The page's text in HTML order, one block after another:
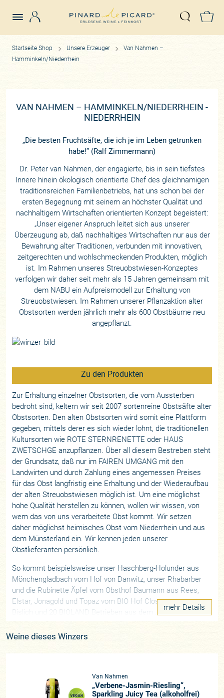
Suche
Startseite Shop Unsere Erzeuger
Van Nahmen –
Hamminkeln/Niederrhein
VAN NAHMEN – HAMMINKELN/NIEDERRHEIN -
NIEDERRHEIN
„Die besten Fruchtsäfte, die ich je im Leben getrunken
habe!” (Ralf Zimmermann)
Dr. Peter van Nahmen, der engagierte, bis in sein tiefstes
Innere hinein ökologisch orientierte Chef des gleichnamigen
traditionsreichen Familienbetriebs, hat uns schon bei der
ersten Begegnung mit seinem an höchster Qualität und
nachhaltigem Wirtschaften orientierten Konzept begeistert:
„Unser eigener Anspruch leitet sich aus unserer
Überzeugung ab, daß nachhaltiges Wirtschaften nur aus der
Bewahrung alter Traditionen, verbunden mit innovativen,
zeitgerechten und wohlschmeckenden Produkten, möglich
ist. Im Rahmen unseres Streuobstwiesen-Konzeptes
verfolgen wir daher seit mehr als 15 Jahren gemeinsam mit
dem NABU ein Aufpreismodell zur Erhaltung von
Streuobstwiesen. Im Rahmen unserer Pflanzaktion alter
Obstsorten werden jährlich mehr als 600 Obstbäume neu
angepflanzt.
Zu den Produkten
Zur Erhaltung einzelner Obstsorten, die vom Aussterben
bedroht sind, keltern wir seit 2007 sortenreine Obstsäfte alter
Obstsorten. Den alten Obstsorten wird somit eine Plattform
gegeben, mittels derer es sich wieder lohnt, die traditionellen
Kultursorten wie ROTE STERNRENETTE oder HAUS
ZWETSCHGE anzupflanzen. Über all diesem Bestreben steht
der Grundsatz, daß nur im FAIREN UMGANG mit den
Landwirten und durch Zahlung eines angemessen Preises
für das Obst langfristig eine Erhaltung und der Wiederaufbau
der alten Streuobstwiesen möglich ist. Um eine möglichst
hohe Qualität herstellen zu können, wollen wir wissen, von
wem das von uns verarbeitete Obst kommt. Wir setzen
daher möglichst heimisches Obst vom Niederrhein und aus
dem Münsterland ein. Wir kennen jeden unserer
Obstlieferanten persönlich.
So kommt beispielsweise unser Haschberg-Holunder aus
Mönchengladbach vom Hof von Danwitz, unser Rhabarber
und die Rubinette Äpfel vom Obsthof Baumann aus Rees,
Elstar, Jonagold und Topaz vom BIO Hof Clostermann aus
Bislich und 20 BIOLAND Betrieben aus dem ,Alten Land’ und
Vertragspartnern.
Unsere hauseigenen Qualitäts-Maßstäbe liegen bei allen
uns nicht an gesetzlichen Mindestangaben, sondern an
unserem eigenen Geschmack. Um dies auch durch Experten
mehr Details
Weine dieses Winzers
Van Nahmen
„Verbene-Jasmin-Riesling“,
Sparkling Juicy Tea (alkoholfrei)